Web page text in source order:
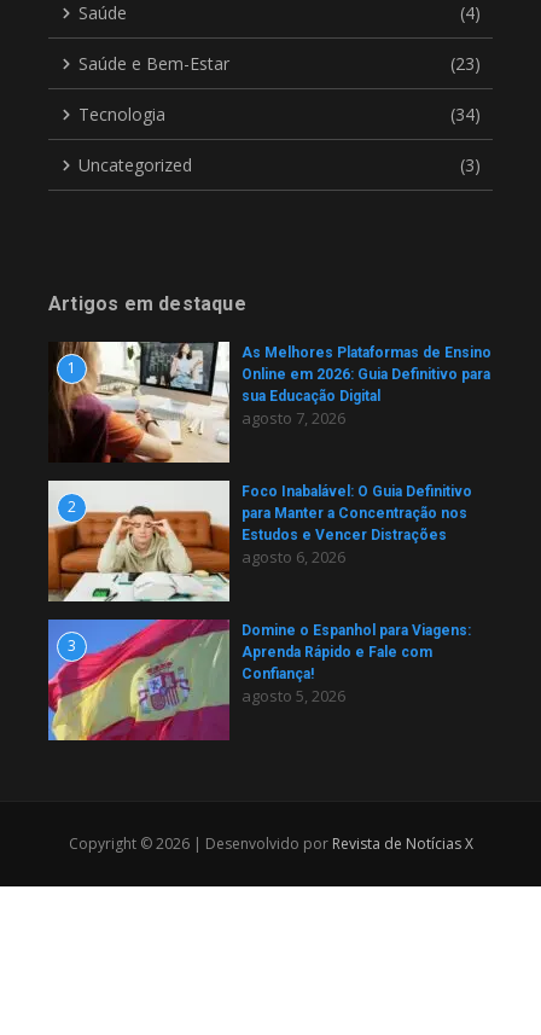
Saúde (4)
Saúde e Bem-Estar (23)
Tecnologia (34)
Uncategorized (3)
Artigos em destaque
1
As Melhores Plataformas de Ensino
Online em 2026: Guia Definitivo para
sua Educação Digital
agosto 7, 2026
2
Foco Inabalável: O Guia Definitivo
para Manter a Concentração nos
Estudos e Vencer Distrações
agosto 6, 2026
3
Domine o Espanhol para Viagens:
Aprenda Rápido e Fale com
Confiança!
agosto 5, 2026
Copyright © 2026 | Desenvolvido por Revista de Notícias X